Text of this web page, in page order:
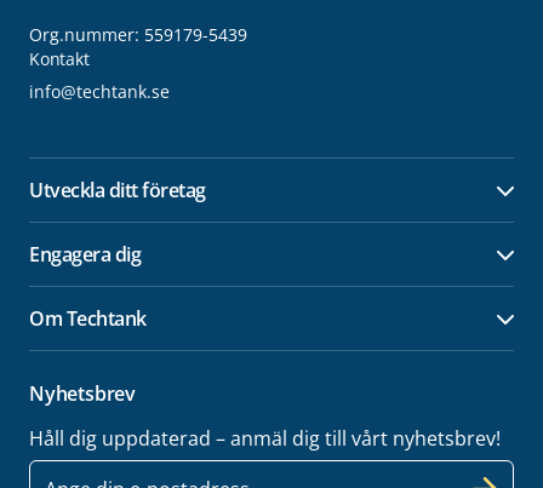
Org.nummer: 559179-5439
Kontakt
info@techtank.se
Utveckla ditt företag
Engagera dig
Om Techtank
Nyhetsbrev
Håll dig uppdaterad – anmäl dig till vårt nyhetsbrev!
E-